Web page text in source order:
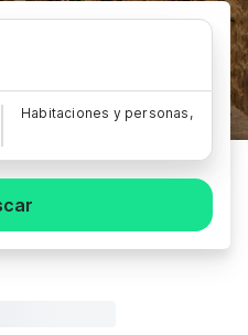
Habitaciones y personas,